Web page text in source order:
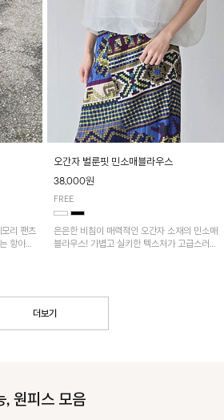
리 팬츠
항아리
오간자 벌룬핏 민소매블라우스
38,000원
FREE
은은한 비침이 매력적인 오간자 소재의 민소매
블라우스! 가볍고 실키한 텍스처가 고급스러운
더보기
, 원피스 모음